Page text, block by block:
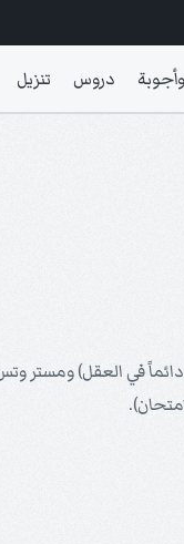
دروس تنزيل
في العقل) ومستر